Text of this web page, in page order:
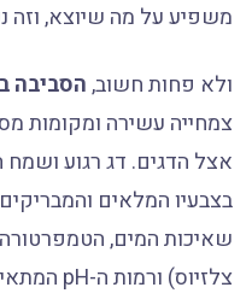
משפיע על מה שיוצא, וזה
ולא פחות חשוב,הסביבה
צמחייה עשירה ומקומות
אצל הדגים. דג רגוע ושמח
בצבעיו המלאים